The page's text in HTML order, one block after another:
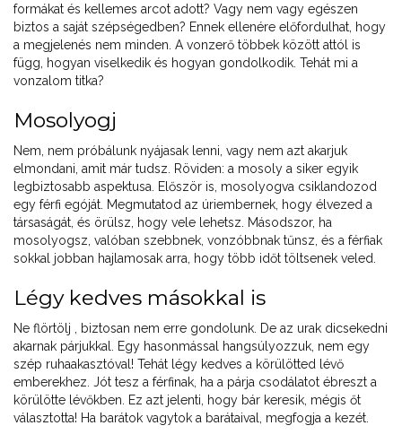
formákat és kellemes arcot adott? Vagy nem vagy egészen
biztos a saját szépségedben? Ennek ellenére előfordulhat, hogy
a megjelenés nem minden. A vonzerő többek között attól is
függ, hogyan viselkedik és hogyan gondolkodik. Tehát mi a
vonzalom titka?
Mosolyogj
Nem, nem próbálunk nyájasak lenni, vagy nem azt akarjuk
elmondani, amit már tudsz. Röviden: a mosoly a siker egyik
legbiztosabb aspektusa. Először is, mosolyogva csiklandozod
egy férfi egóját. Megmutatod az úriembernek, hogy élvezed a
társaságát, és örülsz, hogy vele lehetsz. Másodszor, ha
mosolyogsz, valóban szebbnek, vonzóbbnak tűnsz, és a férfiak
sokkal jobban hajlamosak arra, hogy több időt töltsenek veled.
Légy kedves másokkal is
Ne flörtölj , biztosan nem erre gondolunk. De az urak dicsekedni
akarnak párjukkal. Egy hasonmással hangsúlyozzuk, nem egy
szép ruhaakasztóval! Tehát légy kedves a körülötted lévő
emberekhez. Jót tesz a férfinak, ha a párja csodálatot ébreszt a
körülötte lévőkben. Ez azt jelenti, hogy bár keresik, mégis őt
választotta! Ha barátok vagytok a barátaival, megfogja a kezét.